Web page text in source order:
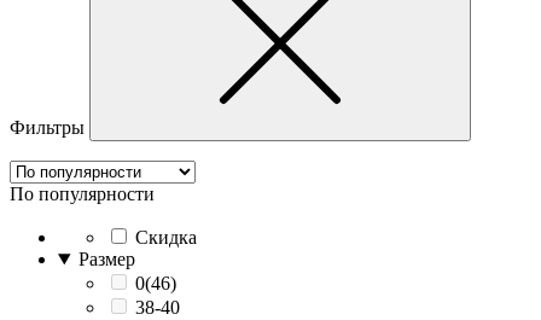
Фильтры
По популярности
Скидка
Размер
0(46)
38-40